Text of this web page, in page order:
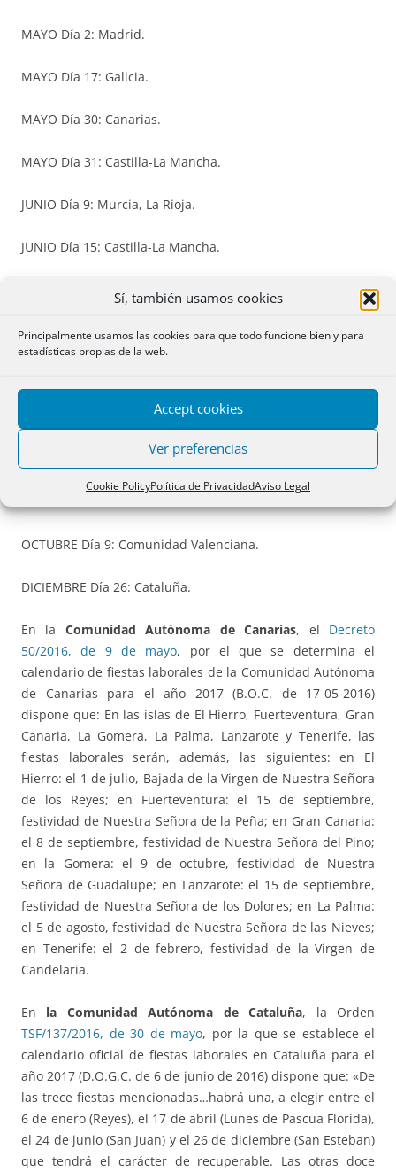
Sí, también usamos cookies
Principalmente usamos las cookies para que todo funcione bien y para
estadísticas propias de la web.
Accept cookies
Ver preferencias
Cookie PolicyPolítica de PrivacidadAviso Legal
MAYO Día 2: Madrid.
MAYO Día 17: Galicia.
MAYO Día 30: Canarias.
MAYO Día 31: Castilla-La Mancha.
JUNIO Día 9: Murcia, La Rioja.
JUNIO Día 15: Castilla-La Mancha.
JULIO Día 25: Galicia, Navarra, País Vasco.
JULIO Día 28: Cantabria.
SEPTIEMBRE Día 8: Asturias y Extremadura.
SEPTIEMBRE Día 11: Cataluña.
OCTUBRE Día 9: Comunidad Valenciana.
DICIEMBRE Día 26: Cataluña.
En la Comunidad Autónoma de Canarias, el Decreto
50/2016, de 9 de mayo, por el que se determina el
calendario de fiestas laborales de la Comunidad Autónoma
de Canarias para el año 2017 (B.O.C. de 17-05-2016)
dispone que: En las islas de El Hierro, Fuerteventura, Gran
Canaria, La Gomera, La Palma, Lanzarote y Tenerife, las
fiestas laborales serán, además, las siguientes: en El
Hierro: el 1 de julio, Bajada de la Virgen de Nuestra Señora
de los Reyes; en Fuerteventura: el 15 de septiembre,
festividad de Nuestra Señora de la Peña; en Gran Canaria:
el 8 de septiembre, festividad de Nuestra Señora del Pino;
en la Gomera: el 9 de octubre, festividad de Nuestra
Señora de Guadalupe; en Lanzarote: el 15 de septiembre,
festividad de Nuestra Señora de los Dolores; en La Palma:
el 5 de agosto, festividad de Nuestra Señora de las Nieves;
en Tenerife: el 2 de febrero, festividad de la Virgen de
Candelaria.
En la Comunidad Autónoma de Cataluña, la Orden
TSF/137/2016, de 30 de mayo, por la que se establece el
calendario oficial de fiestas laborales en Cataluña para el
año 2017 (D.O.G.C. de 6 de junio de 2016) dispone que: «De
las trece fiestas mencionadas…habrá una, a elegir entre el
6 de enero (Reyes), el 17 de abril (Lunes de Pascua Florida),
el 24 de junio (San Juan) y el 26 de diciembre (San Esteban)
que tendrá el carácter de recuperable. Las otras doce